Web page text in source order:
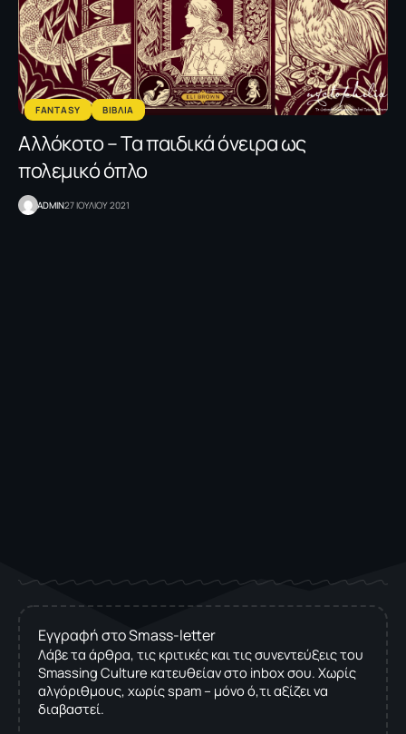
FANTASY ΒΙΒΛΙΑ
Αλλόκοτο – Tα παιδικά όνειρα ως
πολεμικό όπλο
ADMIN27 ΙΟΥΛΙΟΥ 2021
Εγγραφή στο Smass-letter
Λάβε τα άρθρα, τις κριτικές και τις συνεντεύξεις του
Smassing Culture κατευθείαν στο inbox σου. Χωρίς
αλγόριθμους, χωρίς spam – μόνο ό,τι αξίζει να
διαβαστεί.